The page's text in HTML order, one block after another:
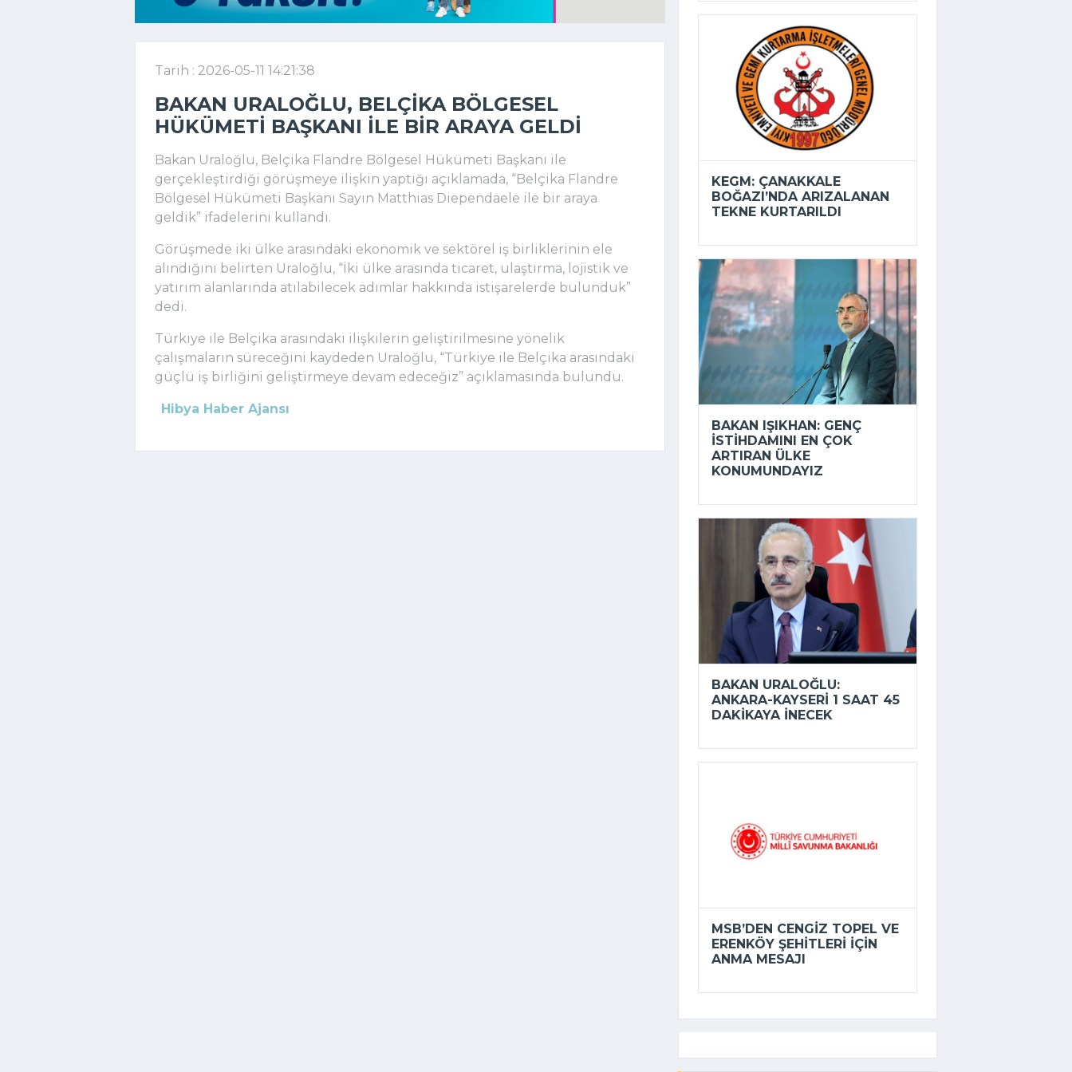
Tarih : 2026-05-11 14:21:38
BAKAN URALOĞLU, BELÇIKA BÖLGESEL
HÜKÜMETI BAŞKANI ILE BIR ARAYA GELDI
Bakan Uraloğlu, Belçika Flandre Bölgesel Hükümeti Başkanı ile
gerçekleştirdiği görüşmeye ilişkin yaptığı açıklamada, “Belçika Flandre
Bölgesel Hükümeti Başkanı Sayın Matthias Diependaele ile bir araya
geldik” ifadelerini kullandı.
Görüşmede iki ülke arasındaki ekonomik ve sektörel iş birliklerinin ele
alındığını belirten Uraloğlu, “İki ülke arasında ticaret, ulaştırma, lojistik ve
yatırım alanlarında atılabilecek adımlar hakkında istişarelerde bulunduk”
dedi.
Türkiye ile Belçika arasındaki ilişkilerin geliştirilmesine yönelik
çalışmaların süreceğini kaydeden Uraloğlu, “Türkiye ile Belçika arasındaki
güçlü iş birliğini geliştirmeye devam edeceğiz” açıklamasında bulundu.
Hibya Haber Ajansı
KEGM: ÇANAKKALE
BOĞAZI’NDA ARIZALANAN
TEKNE KURTARILDI
BAKAN IŞIKHAN: GENÇ
ISTIHDAMINI EN ÇOK
ARTIRAN ÜLKE
KONUMUNDAYIZ
BAKAN URALOĞLU:
ANKARA-KAYSERI 1 SAAT 45
DAKIKAYA INECEK
MSB’DEN CENGIZ TOPEL VE
ERENKÖY ŞEHITLERI IÇIN
ANMA MESAJI